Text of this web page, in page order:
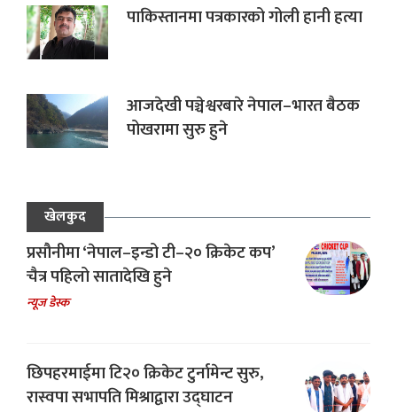
पाकिस्तानमा पत्रकारको गोली हानी हत्या
आजदेखी पञ्चेश्वरबारे नेपाल–भारत बैठक
पोखरामा सुरु हुने
खेलकुद
प्रसौनीमा ‘नेपाल–इन्डो टी–२० क्रिकेट कप’
चैत्र पहिलो सातादेखि हुने
न्यूज डेस्क
छिपहरमाईमा टि२० क्रिकेट टुर्नामेन्ट सुरु,
रास्वपा सभापति मिश्राद्वारा उद्घाटन